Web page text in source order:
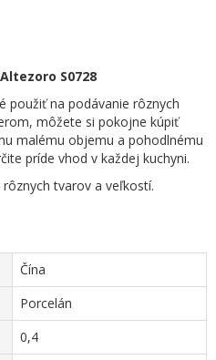
S0728
použiť na podávanie rôznych
môžete si pokojne kúpiť
malému objemu a pohodlnému
príde vhod v každej kuchyni.
tvarov a veľkostí.
Čína
Porcelán
0,4